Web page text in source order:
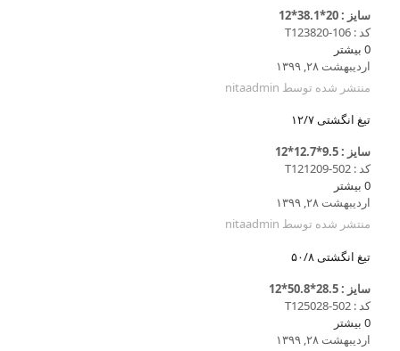
سایز : 20*38.1*12
کد : T123820-106
0 بیشتر
اردیبهشت ۲۸, ۱۳۹۹
منتشر شده توسط nitaadmin
تیغ انگشتی ۱۲/۷
سایز : 9.5*12.7*12
کد : T121209-502
0 بیشتر
اردیبهشت ۲۸, ۱۳۹۹
منتشر شده توسط nitaadmin
تیغ انگشتی ۵۰/۸
سایز : 28.5*50.8*12
کد : T125028-502
0 بیشتر
اردیبهشت ۲۸, ۱۳۹۹